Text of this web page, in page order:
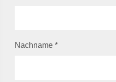
Nachname *